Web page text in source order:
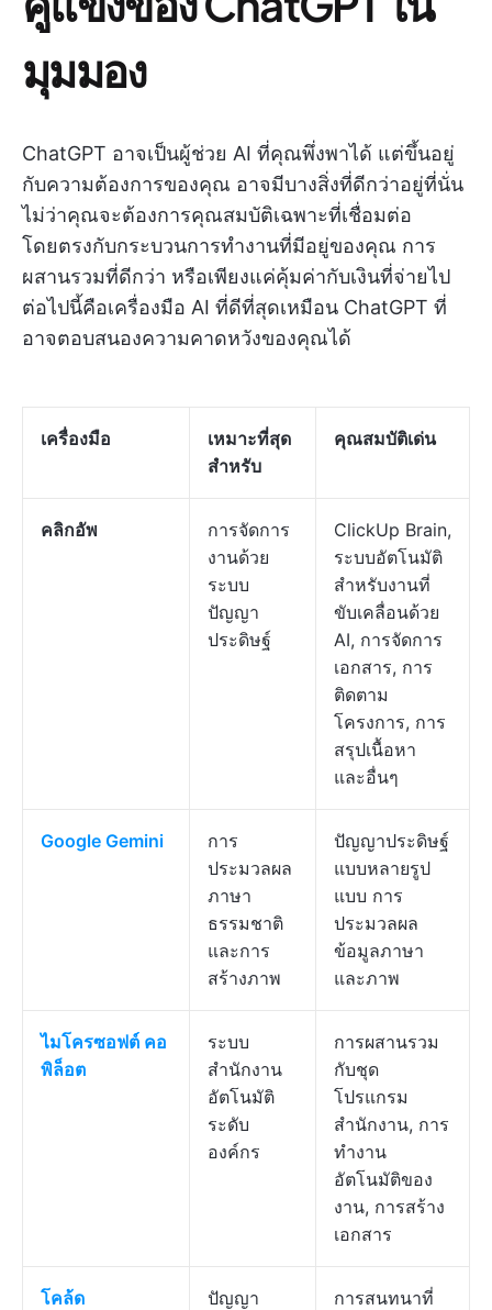
มุมมอง
ChatGPT อาจเป็นผู้ช่วย AI ที่คุณพึ่งพาได้ แต่ขึ้นอยู่
กับความต้องการของคุณ อาจมีบางสิ่งที่ดีกว่าอยู่ที่นั่น
ไม่ว่าคุณจะต้องการคุณสมบัติเฉพาะที่เชื่อมต่อ
โดยตรงกับกระบวนการทำงานที่มีอยู่ของคุณ การ
ผสานรวมที่ดีกว่า หรือเพียงแค่คุ้มค่ากับเงินที่จ่ายไป
ต่อไปนี้คือเครื่องมือ AI ที่ดีที่สุดเหมือน ChatGPT ที่
อาจตอบสนองความคาดหวังของคุณได้
เครื่องมือ
เหมาะที่สุด
สำหรับ
คุณสมบัติเด่น
คลิกอัพ
การจัดการ
งานด้วย
ระบบ
ปัญญา
ประดิษฐ์
ClickUp Brain,
ระบบอัตโนมัติ
สำหรับงานที่
ขับเคลื่อนด้วย
AI, การจัดการ
เอกสาร, การ
ติดตาม
โครงการ, การ
สรุปเนื้อหา
และอื่นๆ
Google Gemini
การ
ประมวลผล
ภาษา
ธรรมชาติ
และการ
สร้างภาพ
ปัญญาประดิษฐ์
แบบหลายรูป
แบบ การ
ประมวลผล
ข้อมูลภาษา
และภาพ
ไมโครซอฟต์ คอ
พิล็อต
ระบบ
สำนักงาน
อัตโนมัติ
ระดับ
องค์กร
การผสานรวม
กับชุด
โปรแกรม
สำนักงาน, การ
ทำงาน
อัตโนมัติของ
งาน, การสร้าง
เอกสาร
โคล้ด
ปัญญา
การสนทนาที่